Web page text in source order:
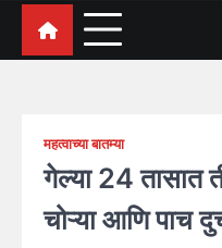
a leading NEWS
महत्वाच्या बातम्या
गेल्या 24 तासात
चोऱ्या आणि पाच